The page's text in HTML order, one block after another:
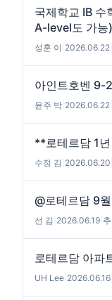
국제학교 IB 수
A-level도 가능)
성훈 이 2026.06.22
아인트호벤 9-
윤주 박 2026.06.22
**로테르담 1
수정 김 2026.06.20
@로테르담 9
선 김 2026.06.19
로테르담 아파
UH Lee 2026.06.16